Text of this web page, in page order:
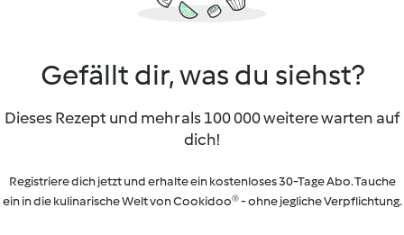
Gefällt dir, was du siehst?
Dieses Rezept und mehr als 100 000 weitere warten auf
dich!
Registriere dich jetzt und erhalte ein kostenloses 30-Tage Abo. Tauche
ein in die kulinarische Welt von Cookidoo® - ohne jegliche Verpflichtung.